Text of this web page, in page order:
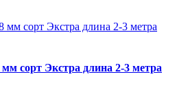
сорт Экстра длина 2-3 метра